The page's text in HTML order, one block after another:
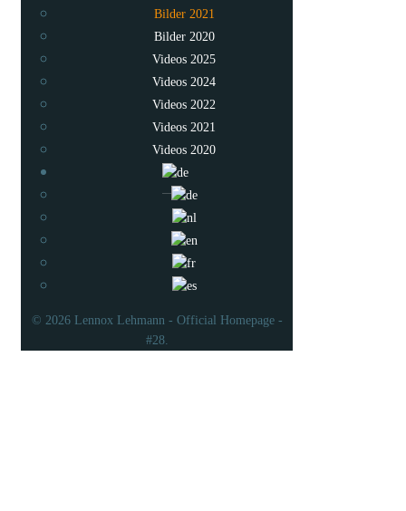
Bilder 2021
Bilder 2020
Videos 2025
Videos 2024
Videos 2022
Videos 2021
Videos 2020
© 2026 Lennox Lehmann - Official Homepage -
#28.